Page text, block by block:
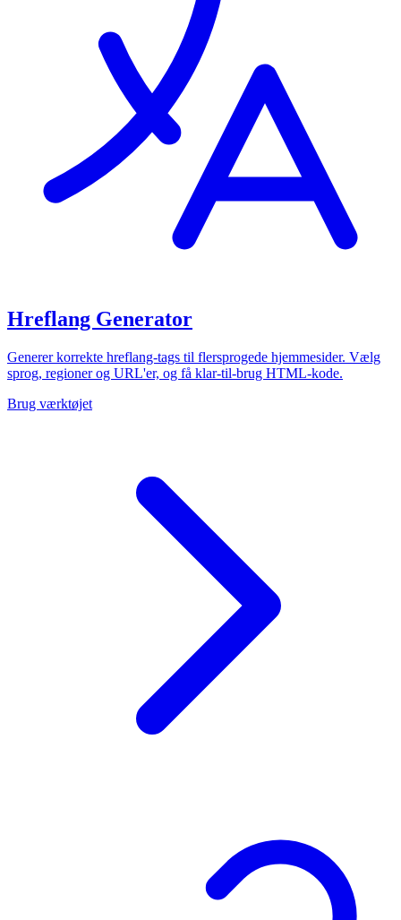
Hreflang Generator
Generer korrekte hreflang-tags til flersprogede hjemmesider. Vælg
sprog, regioner og URL'er, og få klar-til-brug HTML-kode.
Brug værktøjet